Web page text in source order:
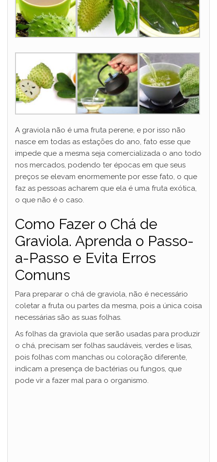
A graviola não é uma fruta perene, e por isso não
nasce em todas as estações do ano, fato esse que
impede que a mesma seja comercializada o ano todo
nos mercados, podendo ter épocas em que seus
preços se elevam enormemente por esse fato, o que
faz as pessoas acharem que ela é uma fruta exótica,
o que não é o caso.
Como Fazer o Chá de
Graviola. Aprenda o Passo-
a-Passo e Evita Erros
Comuns
Para preparar o chá de graviola, não é necessário
coletar a fruta ou partes da mesma, pois a única coisa
necessárias são as suas folhas.
As folhas da graviola que serão usadas para produzir
o chá, precisam ser folhas saudáveis, verdes e lisas,
pois folhas com manchas ou coloração diferente,
indicam a presença de bactérias ou fungos, que
pode vir a fazer mal para o organismo.